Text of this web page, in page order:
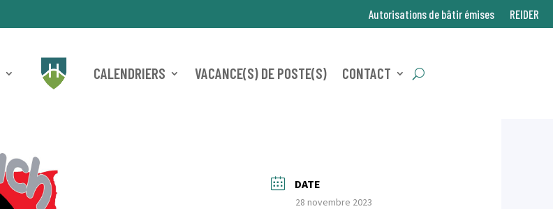
Autorisations de bâtir émises REIDER
CALENDRIERS VACANCE(S) DE POSTE(S) CONTACT
DATE
28 novembre 2023